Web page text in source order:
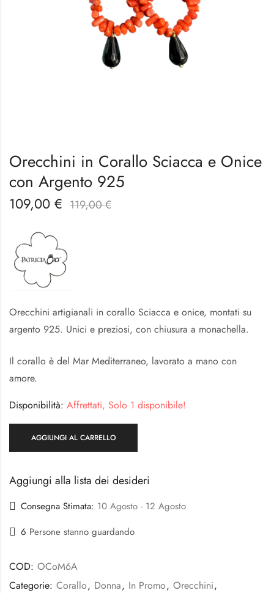
Orecchini in Corallo Sciacca e Onice
con Argento 925
109,00 € 119,00€
Orecchini artigianali in corallo Sciacca e onice, montati su
argento 925. Unici e preziosi, con chiusura a monachella.
Il corallo è del Mar Mediterraneo, lavorato a mano con
amore.
Disponibilità: Affrettati, Solo 1 disponibile!
AGGIUNGI AL CARRELLO
Aggiungi alla lista dei desideri
Consegna Stimata: 10 Agosto - 12 Agosto
6 Persone stanno guardando
COD: OCoM6A
Categorie: Corallo, Donna, In Promo, Orecchini,